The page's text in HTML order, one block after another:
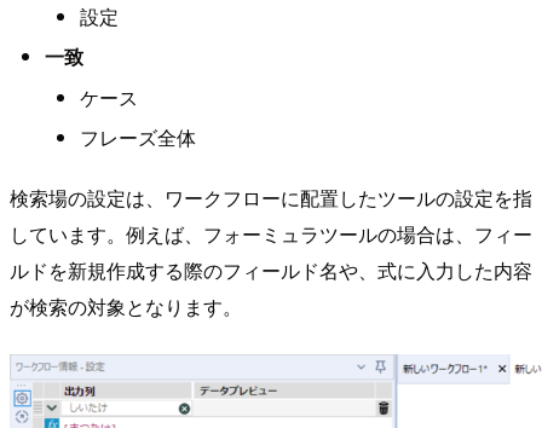
設定
一致
ケース
フレーズ全体
検索場の設定は、ワークフローに配置したツールの設定を指
しています。例えば、フォーミュラツールの場合は、フィー
ルドを新規作成する際のフィールド名や、式に入力した内容
が検索の対象となります。